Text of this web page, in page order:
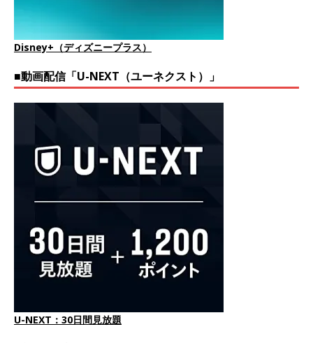
Disney+（ディズニープラス）
■動画配信「U-NEXT（ユーネクスト）」
U-NEXT：30日間見放題